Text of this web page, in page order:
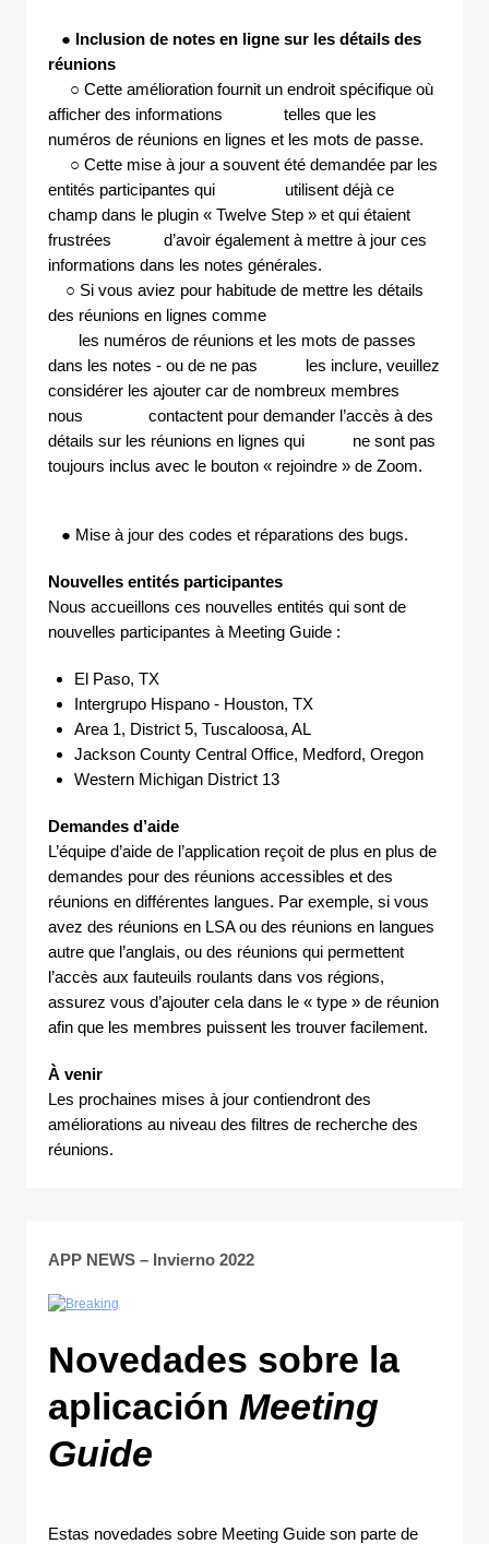
● Inclusion de notes en ligne sur les détails des
réunions
○ Cette amélioration fournit un endroit spécifique où
afficher des informations telles que les
numéros de réunions en lignes et les mots de passe.
○ Cette mise à jour a souvent été demandée par les
entités participantes qui utilisent déjà ce
champ dans le plugin « Twelve Step » et qui étaient
frustrées d’avoir également à mettre à jour ces
informations dans les notes générales.
○ Si vous aviez pour habitude de mettre les détails
des réunions en lignes comme
les numéros de réunions et les mots de passes
dans les notes - ou de ne pas les inclure, veuillez
considérer les ajouter car de nombreux membres
nous contactent pour demander l’accès à des
détails sur les réunions en lignes qui ne sont pas
toujours inclus avec le bouton « rejoindre » de Zoom.
● Mise à jour des codes et réparations des bugs.
Nouvelles entités participantes
Nous accueillons ces nouvelles entités qui sont de
nouvelles participantes à Meeting Guide :
El Paso, TX
Intergrupo Hispano - Houston, TX
Area 1, District 5, Tuscaloosa, AL
Jackson County Central Office, Medford, Oregon
Western Michigan District 13
Demandes d’aide
L’équipe d’aide de l’application reçoit de plus en plus de
demandes pour des réunions accessibles et des
réunions en différentes langues. Par exemple, si vous
avez des réunions en LSA ou des réunions en langues
autre que l’anglais, ou des réunions qui permettent
l’accès aux fauteuils roulants dans vos régions,
assurez vous d’ajouter cela dans le « type » de réunion
afin que les membres puissent les trouver facilement.
À venir
Les prochaines mises à jour contiendront des
améliorations au niveau des filtres de recherche des
réunions.
APP NEWS – Invierno 2022
Novedades sobre la
aplicación Meeting
Guide
Estas novedades sobre Meeting Guide son parte de